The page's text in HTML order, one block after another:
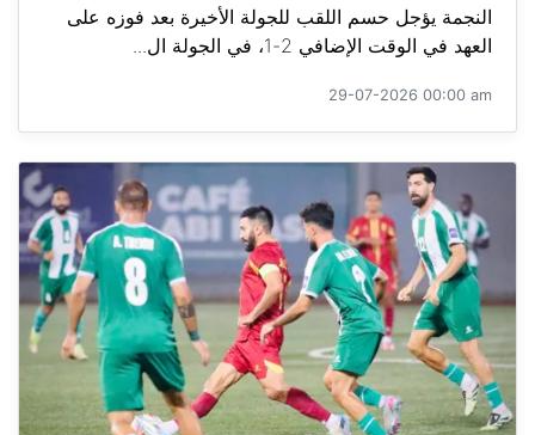
النجمة يؤجل حسم اللقب للجولة الأخيرة بعد فوزه على
العهد في الوقت الإضافي 2-1، في الجولة ال...
29-07-2026 00:00 am